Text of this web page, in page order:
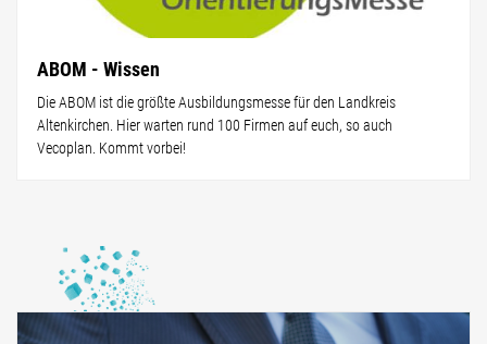
ABOM - Wissen
Die ABOM ist die größte Ausbildungsmesse für den Landkreis
Altenkirchen. Hier warten rund 100 Firmen auf euch, so auch
Vecoplan. Kommt vorbei!